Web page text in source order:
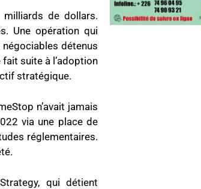
de dollars.
Une opération qui
détenus
suite à l’adoption
stratégique.
n’avait jamais
via une place de
réglementaires.
qui détient